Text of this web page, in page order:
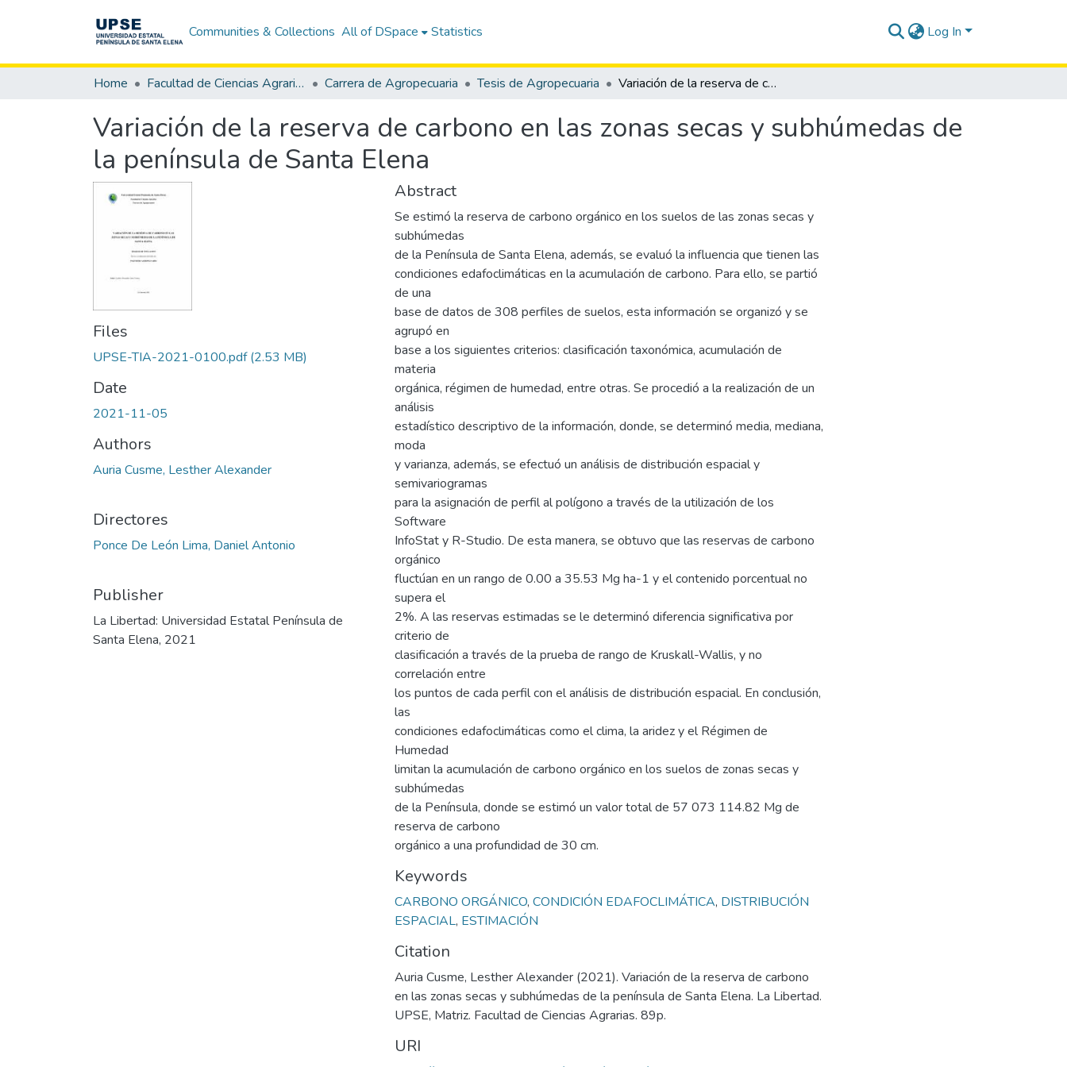
Communities & Collections All of DSpace Statistics Log In
Home Facultad de Ciencias Agrarias Carrera de Agropecuaria Tesis de Agropecuaria Variación de la reserva de carbono en las zonas secas y subhúmedas de la península de Santa Elena
Variación de la reserva de carbono en las zonas secas y subhúmedas de
la península de Santa Elena
Files
UPSE-TIA-2021-0100.pdf(2.53 MB)
Date
2021-11-05
Authors
Auria Cusme, Lesther Alexander
Directores
Ponce De León Lima, Daniel Antonio
Publisher
La Libertad: Universidad Estatal Península de
Santa Elena, 2021
Abstract
Se estimó la reserva de carbono orgánico en los suelos de las zonas secas y
subhúmedas
de la Península de Santa Elena, además, se evaluó la influencia que tienen las
condiciones edafoclimáticas en la acumulación de carbono. Para ello, se partió
de una
base de datos de 308 perfiles de suelos, esta información se organizó y se
agrupó en
base a los siguientes criterios: clasificación taxonómica, acumulación de
materia
orgánica, régimen de humedad, entre otras. Se procedió a la realización de un
análisis
estadístico descriptivo de la información, donde, se determinó media, mediana,
moda
y varianza, además, se efectuó un análisis de distribución espacial y
semivariogramas
para la asignación de perfil al polígono a través de la utilización de los
Software
InfoStat y R-Studio. De esta manera, se obtuvo que las reservas de carbono
orgánico
fluctúan en un rango de 0.00 a 35.53 Mg ha-1 y el contenido porcentual no
supera el
2%. A las reservas estimadas se le determinó diferencia significativa por
criterio de
clasificación a través de la prueba de rango de Kruskall-Wallis, y no
correlación entre
los puntos de cada perfil con el análisis de distribución espacial. En conclusión,
las
condiciones edafoclimáticas como el clima, la aridez y el Régimen de
Humedad
limitan la acumulación de carbono orgánico en los suelos de zonas secas y
subhúmedas
de la Península, donde se estimó un valor total de 57 073 114.82 Mg de
reserva de carbono
orgánico a una profundidad de 30 cm.
Keywords
CARBONO ORGÁNICO, CONDICIÓN EDAFOCLIMÁTICA, DISTRIBUCIÓN
ESPACIAL, ESTIMACIÓN
Citation
Auria Cusme, Lesther Alexander (2021). Variación de la reserva de carbono
en las zonas secas y subhúmedas de la península de Santa Elena. La Libertad.
UPSE, Matriz. Facultad de Ciencias Agrarias. 89p.
URI